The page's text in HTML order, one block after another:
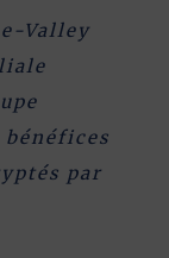
Valley
par